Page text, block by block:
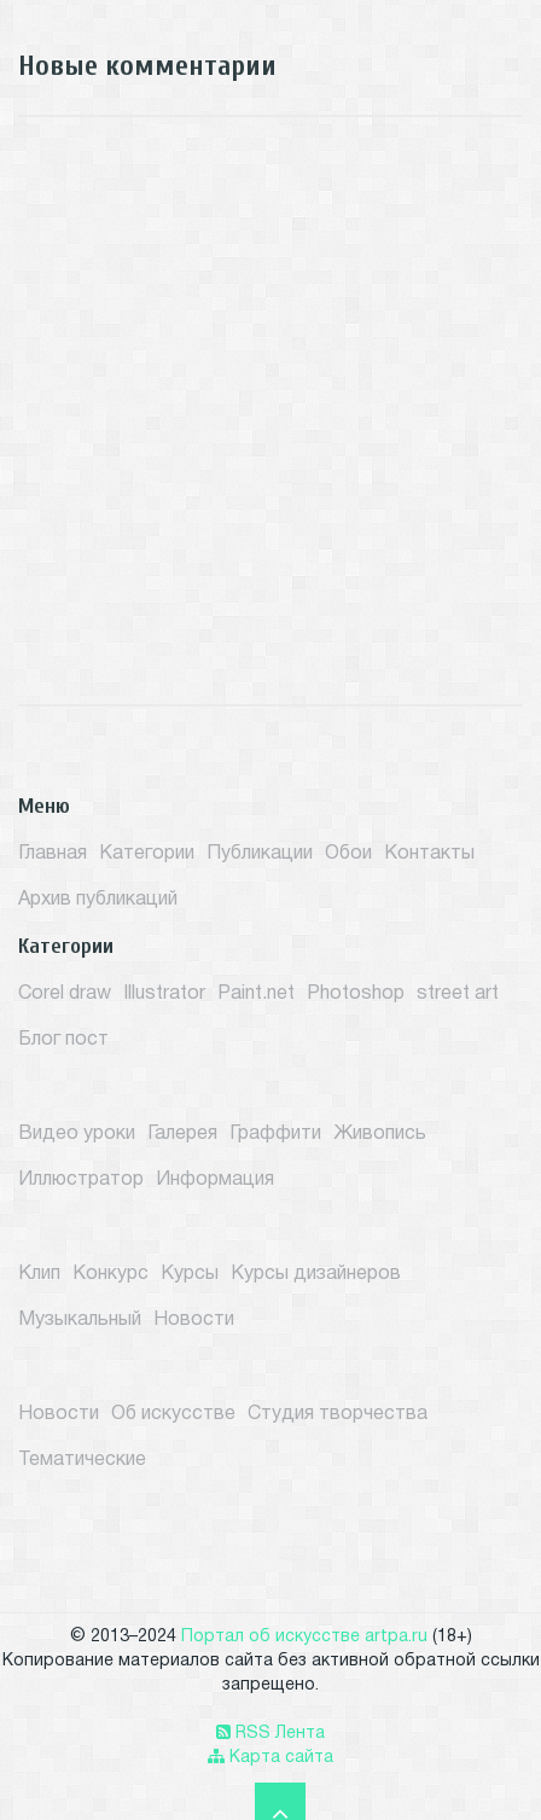
Новые комментарии
Меню
Главная Категории Публикации Обои Контакты
Архив публикаций
Категории
Corel draw Illustrator Paint.net Photoshop street art
Блог пост
Видео уроки Галерея Граффити Живопись
Иллюстратор Информация
Клип Конкурс Курсы Курсы дизайнеров
Музыкальный Новости
Новости Об искусстве Студия творчества
Тематические
© 2013–2024 Портал об искусстве artpa.ru (18+)
Копирование материалов сайта без активной обратной ссылки
запрещено.
RSS Лента
Карта сайта